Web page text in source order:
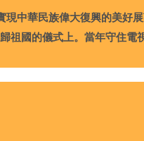
中華民族偉大復興的美好展
祖國的儀式上。當年守住電